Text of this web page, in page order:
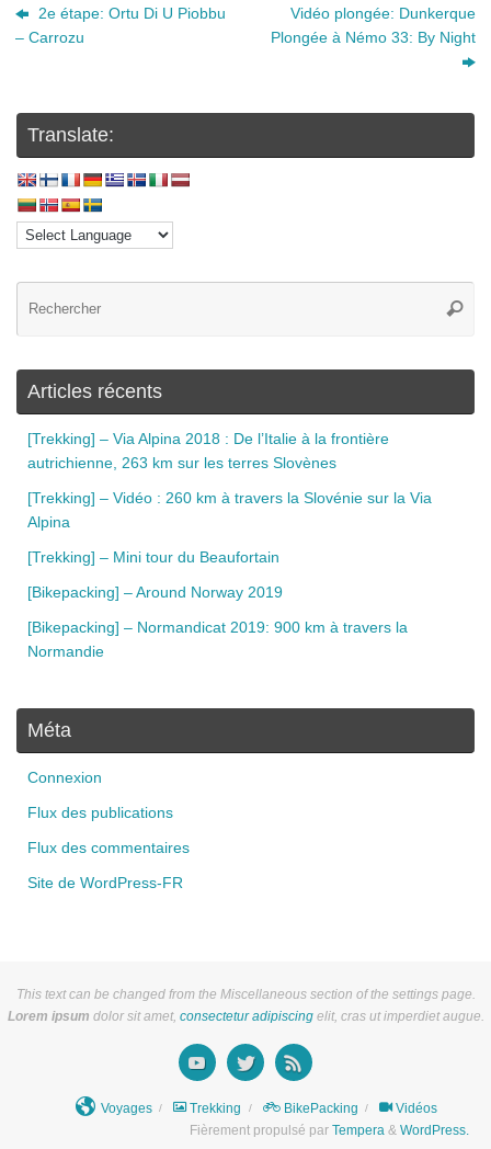
2e étape: Ortu Di U Piobbu
– Carrozu
Vidéo plongée: Dunkerque
Plongée à Némo 33: By Night
Translate:
Articles récents
[Trekking] – Via Alpina 2018 : De l’Italie à la frontière
autrichienne, 263 km sur les terres Slovènes
[Trekking] – Vidéo : 260 km à travers la Slovénie sur la Via
Alpina
[Trekking] – Mini tour du Beaufortain
[Bikepacking] – Around Norway 2019
[Bikepacking] – Normandicat 2019: 900 km à travers la
Normandie
Méta
Connexion
Flux des publications
Flux des commentaires
Site de WordPress-FR
This text can be changed from the Miscellaneous section of the settings page.
Lorem ipsum dolor sit amet, consectetur adipiscingelit, cras ut imperdiet augue.
Voyages Trekking BikePacking
Vidéos
Fièrement propulsé par Tempera & WordPress.